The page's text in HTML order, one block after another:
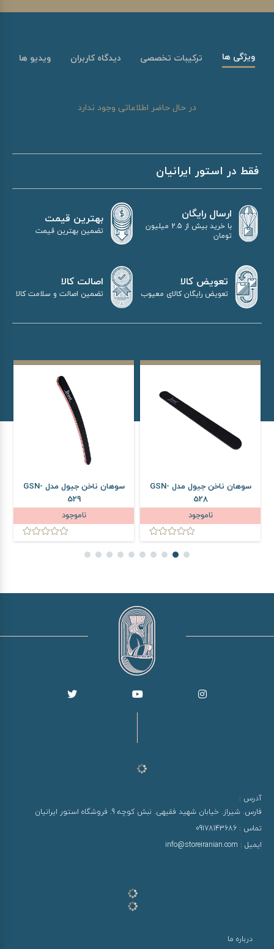
ویژگی ها ترکیبات تخصصی دیدگاه کاربران ویدیو ها
در حال حاضر اطلاعاتی وجود ندارد
فقط در استور ایرانیان
ارسال رایگان
با خرید بیش از 2.5 میلیون
تومان
بهترین قیمت
تضمین بهترین قیمت
تعویض کالا
تعویض رایگان کالای معیوب
اصالت کالا
تضمین اصالت و سلامت کالا
سوهان ناخن جیول مدل GSN-
528
ناموجود
سوهان ناخن جیول مدل GSN-
529
ناموجود
آدرس :
فارس. شیراز. خیابان شهید فقیهی. نبش کوچه 9. فروشگاه استور ایرانیان
تماس : 09178143686
ایمیل : info@storeiranian.com
درباره ما